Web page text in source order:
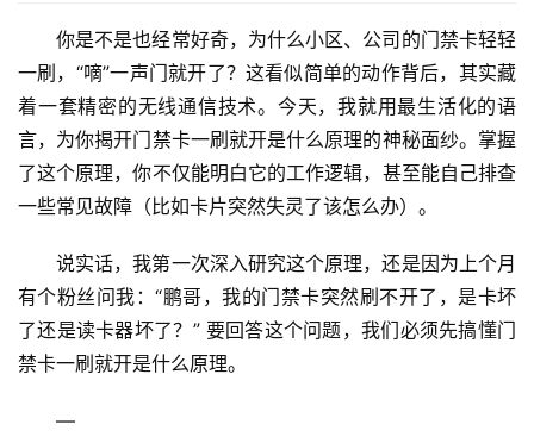
你是不是也经常好奇，为什么小区、公司的门禁卡轻轻
一刷，“嘀”一声门就开了？这看似简单的动作背后，其实藏
着一套精密的无线通信技术。今天，我就用最生活化的语
言，为你揭开门禁卡一刷就开是什么原理的神秘面纱。掌握
了这个原理，你不仅能明白它的工作逻辑，甚至能自己排查
一些常见故障（比如卡片突然失灵了该怎么办）。
说实话，我第一次深入研究这个原理，还是因为上个月
有个粉丝问我：“鹏哥，我的门禁卡突然刷不开了，是卡坏
了还是读卡器坏了？” 要回答这个问题，我们必须先搞懂门
禁卡一刷就开是什么原理。
—